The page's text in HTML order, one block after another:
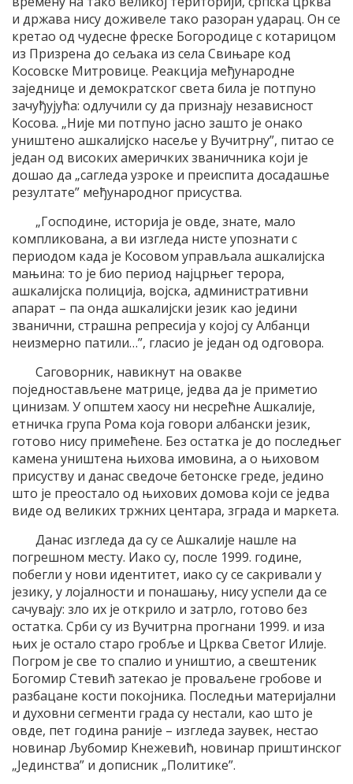
и држава нису доживеле тако разоран ударац. Он се
кретао од чудесне фреске Богородице с котарицом
из Призрена до сељака из села Свињаре код
Косовске Митровице. Реакција међународне
заједнице и демократског света била је потпуно
зачуђујућа: одлучили су да признају независност
Косова. „Није ми потпуно јасно зашто је онако
уништено ашкалијско насеље у Вучитрну”, питао се
један од високих америчких званичника који је
дошао да „сагледа узроке и преиспита досадашње
резултате” међународног присуства.
„Господине, историја је овде, знате, мало
компликована, а ви изгледа нисте упознати с
периодом када је Косовом управљала ашкалијска
мањина: то је био период најцрњег терора,
ашкалијска полиција, војска, административни
апарат – па онда ашкалијски језик као једини
званични, страшна репресија у којој су Албанци
неизмерно патили…”, гласио је један од одговора.
Саговорник, навикнут на овакве
поједностављене матрице, једва да је приметио
цинизам. У општем хаосу ни несрећне Ашкалије,
етничка група Рома која говори албански језик,
готово нису примећене. Без остатка је до последњег
камена уништена њихова имовина, а о њиховом
присуству и данас сведоче бетонске греде, једино
што је преостало од њихових домова који се једва
виде од великих тржних центара, зграда и маркета.
Данас изгледа да су се Ашкалије нашле на
погрешном месту. Иако су, после 1999. године,
побегли у нови идентитет, иако су се сакривали у
језику, у лојалности и понашању, нису успели да се
сачувају: зло их је открило и затрло, готово без
остатка. Срби су из Вучитрна прогнани 1999. и иза
њих је остало старо гробље и Црква Светог Илије.
Погром је све то спалио и уништио, а свештеник
Богомир Стевић затекао је проваљене гробове и
разбацане кости покојника. Последњи материјални
и духовни сегменти града су нестали, као што је
овде, пет година раније – изгледа заувек, нестао
новинар Љубомир Кнежевић, новинар приштинског
„Јединства” и дописник „Политике”.